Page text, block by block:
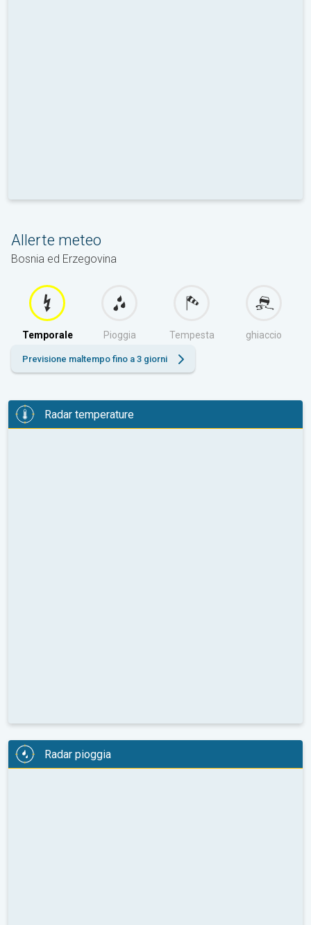
Allerte meteo
Bosnia ed Erzegovina
Temporale Pioggia Tempesta ghiaccio
Previsione maltempo fino a 3 giorni
Radar temperature
Radar pioggia